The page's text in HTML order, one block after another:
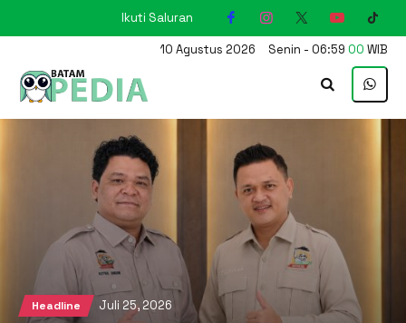
Ikuti Saluran
10Agustus2026 Senin -06:5901 WIB
Headline Juli 25, 2026